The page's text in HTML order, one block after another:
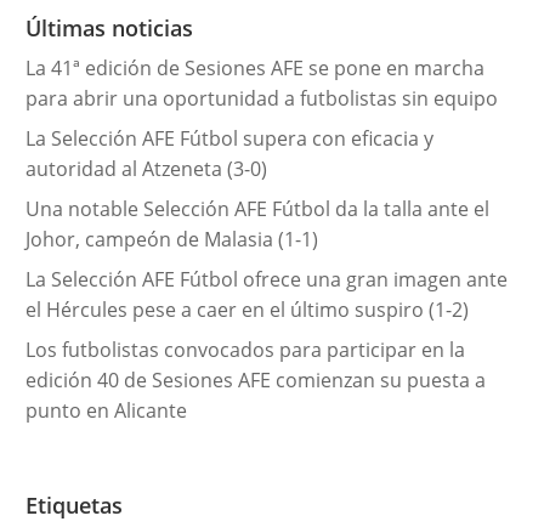
r
a
s
Últimas noticias
La 41ª edición de Sesiones AFE se pone en marcha
para abrir una oportunidad a futbolistas sin equipo
La Selección AFE Fútbol supera con eficacia y
autoridad al Atzeneta (3-0)
Una notable Selección AFE Fútbol da la talla ante el
Johor, campeón de Malasia (1-1)
La Selección AFE Fútbol ofrece una gran imagen ante
el Hércules pese a caer en el último suspiro (1-2)
Los futbolistas convocados para participar en la
edición 40 de Sesiones AFE comienzan su puesta a
punto en Alicante
Etiquetas